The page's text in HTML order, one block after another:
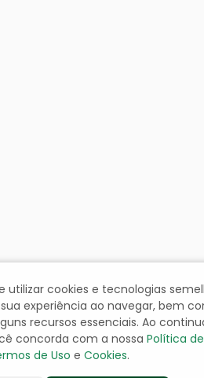
utilizar cookies e tecnologias
experiência ao navegar, bem
recursos essenciais. Ao
concorda com a nossaPolítica de
de Uso eCookies.